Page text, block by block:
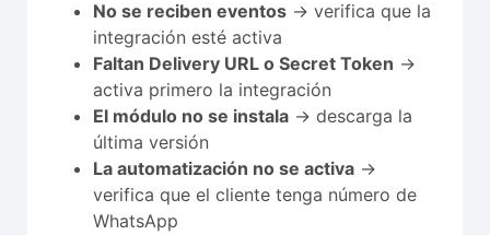
No se reciben eventos → verifica que la
integración esté activa
Faltan Delivery URL o Secret Token →
activa primero la integración
El módulo no se instala → descarga la
última versión
La automatización no se activa →
verifica que el cliente tenga número de
WhatsApp